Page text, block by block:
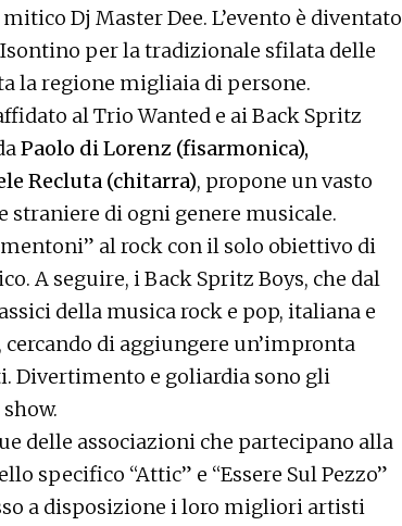
Dj Master Dee. L’evento è diventato
per la tradizionale sfilata delle
la regione migliaia di persone.
al Trio Wanted e ai Back Spritz
Paolo di Lorenz (fisarmonica),
Recluta (chitarra), propone un vasto
di ogni genere musicale.
al rock con il solo obiettivo di
A seguire, i Back Spritz Boys, che dal
della musica rock e pop, italiana e
di aggiungere un’impronta
Divertimento e goliardia sono gli
delle associazioni che partecipano alla
specifico “Attic” e “Essere Sul Pezzo”
a disposizione i loro migliori artisti